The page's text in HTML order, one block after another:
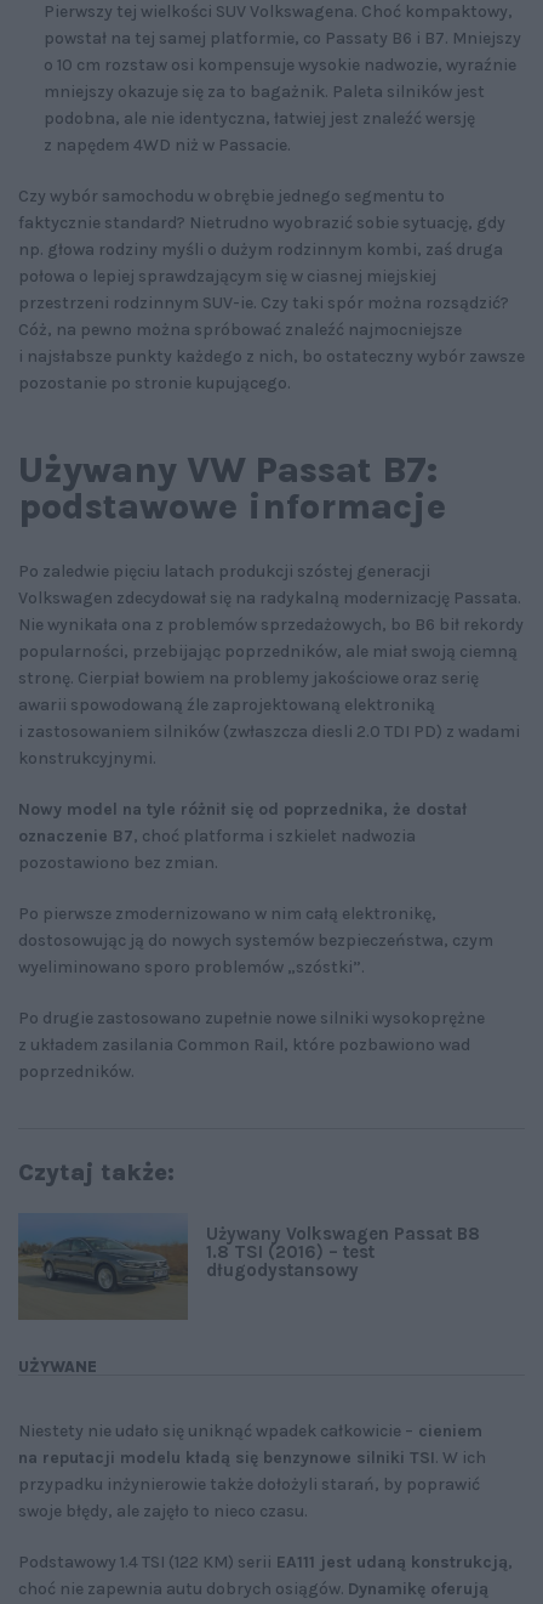
Pierwszy tej wielkości SUV Volkswagena. Choć kompaktowy,
powstał na tej samej platformie, co Passaty B6 i B7. Mniejszy
o 10 cm rozstaw osi kompensuje wysokie nadwozie, wyraźnie
mniejszy okazuje się za to bagażnik. Paleta silników jest
podobna, ale nie identyczna, łatwiej jest znaleźć wersję
z napędem 4WD niż w Passacie.
Czy wybór samochodu w obrębie jednego segmentu to
faktycznie standard? Nietrudno wyobrazić sobie sytuację, gdy
np. głowa rodziny myśli o dużym rodzinnym kombi, zaś druga
połowa o lepiej sprawdzającym się w ciasnej miejskiej
przestrzeni rodzinnym SUV-ie. Czy taki spór można rozsądzić?
Cóż, na pewno można spróbować znaleźć najmocniejsze
i najsłabsze punkty każdego z nich, bo ostateczny wybór zawsze
pozostanie po stronie kupującego.
Używany VW Passat B7:
podstawowe informacje
Po zaledwie pięciu latach produkcji szóstej generacji
Volkswagen zdecydował się na radykalną modernizację Passata.
Nie wynikała ona z problemów sprzedażowych, bo B6 bił rekordy
popularności, przebijając poprzedników, ale miał swoją ciemną
stronę. Cierpiał bowiem na problemy jakościowe oraz serię
awarii spowodowaną źle zaprojektowaną elektroniką
i zastosowaniem silników (zwłaszcza diesli 2.0 TDI PD) z wadami
konstrukcyjnymi.
Nowy model na tyle różnił się od poprzednika, że dostał
oznaczenie B7, choć platforma i szkielet nadwozia
pozostawiono bez zmian.
Po pierwsze zmodernizowano w nim całą elektronikę,
dostosowując ją do nowych systemów bezpieczeństwa, czym
wyeliminowano sporo problemów „szóstki”.
Po drugie zastosowano zupełnie nowe silniki wysokoprężne
z układem zasilania Common Rail, które pozbawiono wad
poprzedników.
Czytaj także:
UŻYWANE
Używany Volkswagen Passat B8
1.8 TSI (2016) – test
długodystansowy
Niestety nie udało się uniknąć wpadek całkowicie – cieniem
na reputacji modelu kładą się benzynowe silniki TSI. W ich
przypadku inżynierowie także dołożyli starań, by poprawić
swoje błędy, ale zajęło to nieco czasu.
Podstawowy 1.4 TSI (122 KM) serii EA111 jest udaną konstrukcją,
choć nie zapewnia autu dobrych osiągów. Dynamikę oferują